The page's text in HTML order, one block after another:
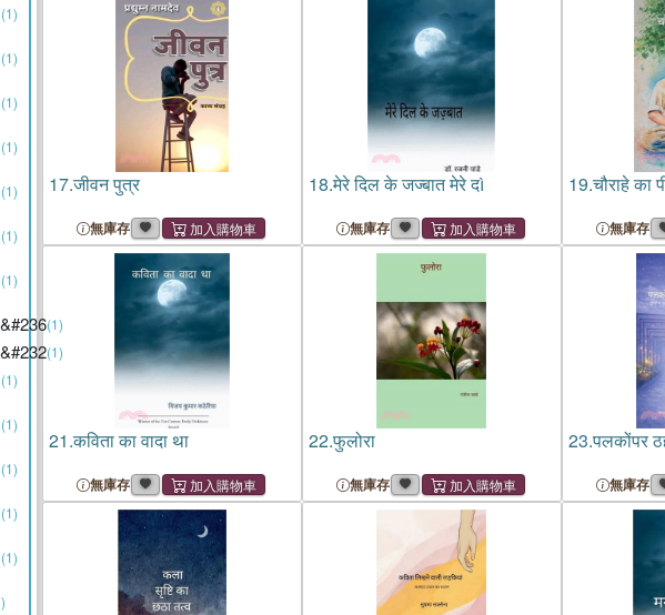
(1)
(1)
(1)
(1)
(1)
(1)
(1)
(1)
(1)
(1)
(1)
(1)
(1)
(1)
17.जीवन पुत्र
無庫存
18.मेरे दिल के जज्बात मेरे दì
無庫存
19.चौराहे का
無庫存
21.कविता का वादा था
無庫存
22.फुलोरा
無庫存
23.पलकोंपर
無庫存